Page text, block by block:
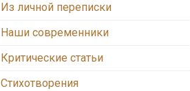
Из личной переписки
Наши современники
Критические статьи
Стихотворения